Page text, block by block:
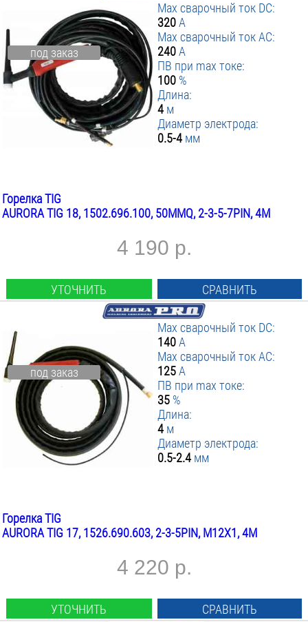
под заказ
Max сварочный ток DC:
320А
Max сварочный ток AC:
240А
ПВ при max токе:
100 %
Длина:
4 м
Диаметр электрода:
0.5-4 мм
Горелка TIG
AURORA TIG 18, 1502.696.100, 50MMQ, 2-3-5-7PIN, 4М
4 190 р.
УТОЧНИТЬ СРАВНИТЬ
под заказ
Max сварочный ток DC:
140А
Max сварочный ток AC:
125А
ПВ при max токе:
35 %
Длина:
4 м
Диаметр электрода:
0.5-2.4 мм
Горелка TIG
AURORA TIG 17, 1526.690.603, 2-3-5PIN, М12Х1, 4М
4 220 р.
УТОЧНИТЬ СРАВНИТЬ